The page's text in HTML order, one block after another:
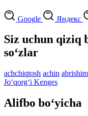
Google Яндекс
Siz uchun qiziq
so‘zlar
achchiqtosh achin abrishim
Jo‘qorg‘i Kenges
Alifbo bo‘yicha